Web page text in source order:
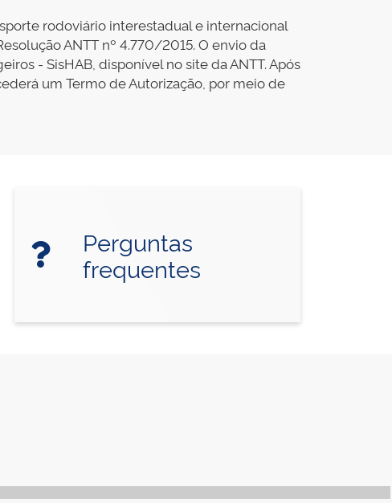
rodoviário interestadual e internacional
ANTT nº 4.770/2015. O envio da
- SisHAB, disponível no site da ANTT. Após
um Termo de Autorização, por meio de
Perguntas
frequentes